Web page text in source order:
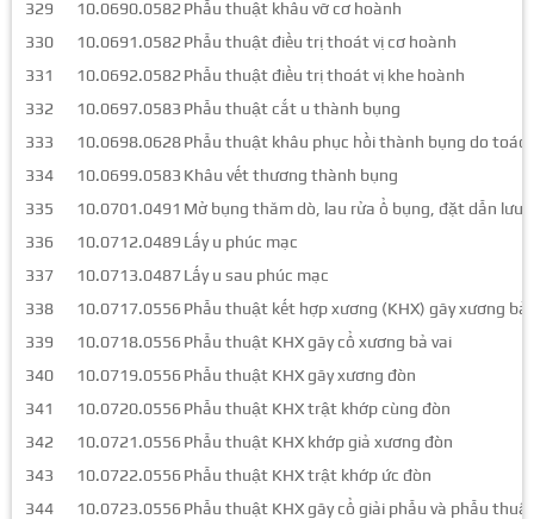
329 10.0690.0582 Phẫu thuật khâu vỡ cơ hoành
330
10.0691.0582 Phẫu thuật điều trị thoát vị cơ hoành
331
10.0692.0582 Phẫu thuật điều trị thoát vị khe hoành
332
10.0697.0583 Phẫu thuật cắt u thành bụng
333
10.0698.0628Phẫu thuật khâu phục hồi thành bụng do toác
334
10.0699.0583 Khâu vết thương thành bụng
335
10.0701.0491 Mở bụng thăm dò, lau rửa ổ bụng, đặt dẫn lưu
336
10.0712.0489 Lấy u phúc mạc
337
10.0713.0487Lấy u sau phúc mạc
338
10.0717.0556 Phẫu thuật kết hợp xương (KHX) gãy xương bả
339
10.0718.0556 Phẫu thuật KHX gãy cổ xương bả vai
340
10.0719.0556 Phẫu thuật KHX gãy xương đòn
341
10.0720.0556 Phẫu thuật KHX trật khớp cùng đòn
342
10.0721.0556 Phẫu thuật KHX khớp giả xương đòn
343
10.0722.0556 Phẫu thuật KHX trật khớp ức đòn
344
10.0723.0556 Phẫu thuật KHX gãy cổ giải phẫu và phẫu